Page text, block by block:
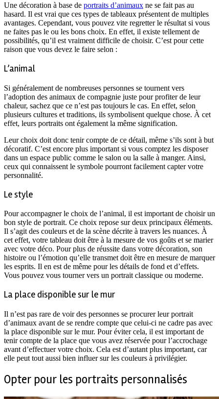
Une décoration à base de portraits d’animaux ne se fait pas au
hasard. Il est vrai que ces types de tableaux présentent de multiples
avantages. Cependant, vous pouvez vite regretter le résultat si vous
ne faites pas le ou les bons choix. En effet, il existe tellement de
possibilités, qu’il est vraiment difficile de choisir. C’est pour cette
raison que vous devez le faire selon :
L’animal
Si généralement de nombreuses personnes se tournent vers
l’adoption des animaux de compagnie juste pour profiter de leur
chaleur, sachez que ce n’est pas toujours le cas. En effet, selon
plusieurs cultures et traditions, ils symbolisent quelque chose. À cet
effet, leurs portraits ont également la même signification.
Leur choix doit donc tenir compte de ce détail, même s’ils sont à but
décoratif. C’est encore plus important si vous comptez les disposer
dans un espace public comme le salon ou la salle à manger. Ainsi,
ceux qui connaissent le symbole pourront facilement capter votre
personnalité.
Le style
Pour accompagner le choix de l’animal, il est important de choisir un
bon style de portrait. Ce choix repose sur deux principaux éléments.
Il s’agit des couleurs et de la scène décrite à travers les nuances. À
cet effet, votre tableau doit être à la mesure de vos goûts et se marier
avec votre déco. Pour plus de réussite dans votre décoration, son
histoire ou l’émotion qu’elle transmet doit être en mesure de marquer
les esprits. Il en est de même pour les détails de fond et d’effets.
Vous pouvez vous tourner vers un portrait classique ou moderne.
La place disponible sur le mur
Il n’est pas rare de voir des personnes se procurer leur portrait
d’animaux avant de se rendre compte que celui-ci ne cadre pas avec
la place disponible sur le mur. Pour éviter cela, il est important de
tenir compte de la place que vous avez réservée pour l’accrochage
avant d’effectuer votre choix. Cela est d’autant plus important, car
elle peut tout aussi bien influer sur les couleurs à privilégier.
Opter pour les portraits personnalisés